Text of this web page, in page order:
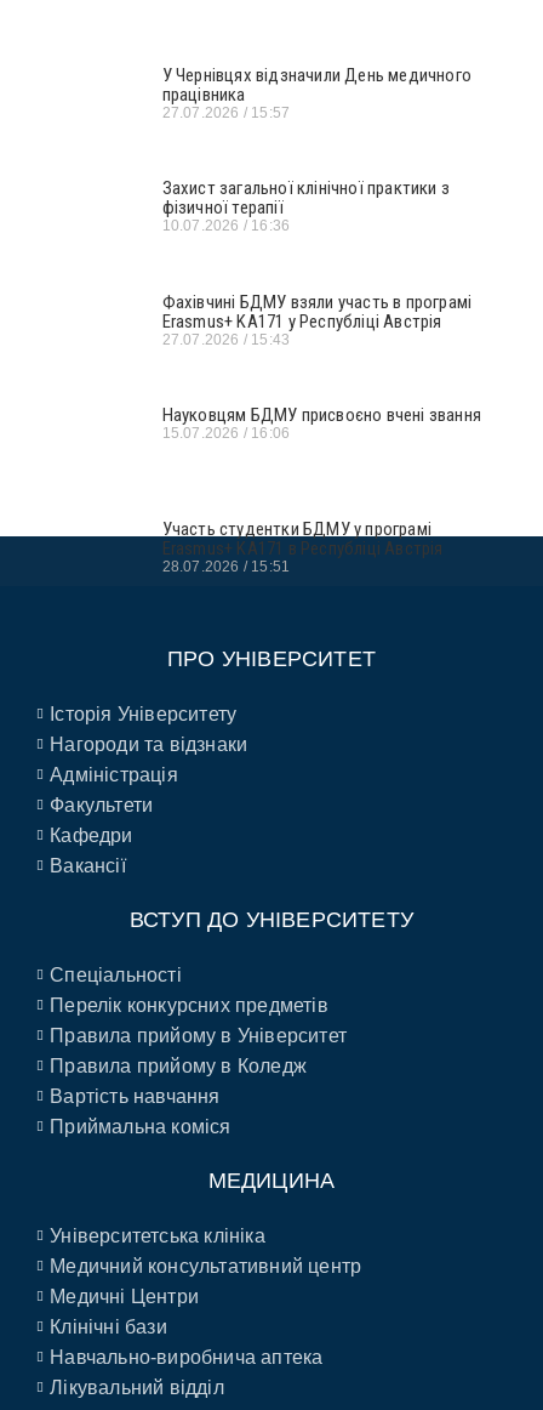
У Чернівцях відзначили День медичного
працівника
27.07.2026 15:57
Захист загальної клінічної практики з
фізичної терапії
10.07.2026 16:36
Фахівчині БДМУ взяли участь в програмі
Erasmus+ KA171 у Республіці Австрія
27.07.2026 15:43
Науковцям БДМУ присвоєно вчені звання
15.07.2026 16:06
Участь студентки БДМУ у програмі
Erasmus+ KA171 в Республіці Австрія
28.07.2026 15:51
ПРО УНІВЕРСИТЕТ
Історія Університету
Нагороди та відзнаки
Адміністрація
Факультети
Кафедри
Вакансії
ВСТУП ДО УНІВЕРСИТЕТУ
Спеціальності
Перелік конкурсних предметів
Правила прийому в Університет
Правила прийому в Коледж
Вартість навчання
Приймальна коміся
МЕДИЦИНА
Університетська клініка
Медичний консультативний центр
Медичні Центри
Клінічні бази
Навчально-виробнича аптека
Лікувальний відділ